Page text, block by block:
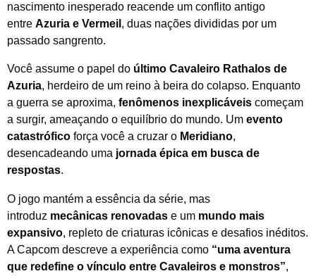
nascimento inesperado reacende um conflito antigo
entre Azuria e Vermeil , duas nações divididas por um
passado sangrento.
Você assume o papel do último Cavaleiro Rathalos de
Azuria, herdeiro de um reino à beira do colapso. Enquanto
a guerra se aproxima, fenômenos inexplicáveis começam
a surgir, ameaçando o equilíbrio do mundo. Um evento
catastrófico força você a cruzar o Meridiano,
desencadeando uma jornada épica em busca de
respostas.
O jogo mantém a essência da série, mas
introduz mecânicas renovadas e um mundo mais
expansivo, repleto de criaturas icônicas e desafios inéditos.
A Capcom descreve a experiência como “uma aventura
que redefine o vínculo entre Cavaleiros e monstros”,